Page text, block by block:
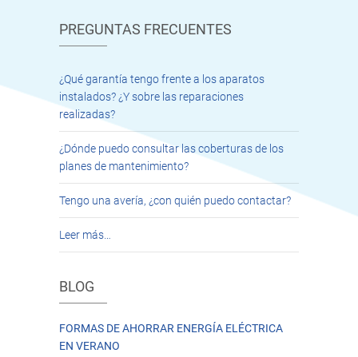
PREGUNTAS FRECUENTES
¿Qué garantía tengo frente a los aparatos
instalados? ¿Y sobre las reparaciones
realizadas?
¿Dónde puedo consultar las coberturas de los
planes de mantenimiento?
Tengo una avería, ¿con quién puedo contactar?
Leer más…
BLOG
FORMAS DE AHORRAR ENERGÍA ELÉCTRICA
EN VERANO